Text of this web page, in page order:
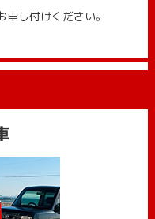
し付けください。